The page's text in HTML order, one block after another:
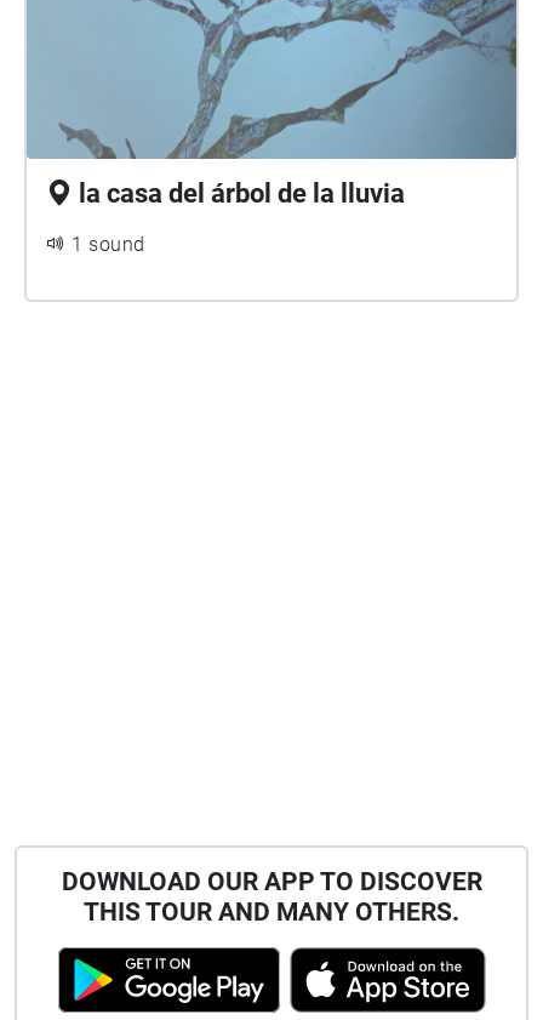
la casa del árbol de la lluvia
1 sound
DOWNLOAD OUR APP TO DISCOVER
THIS TOUR AND MANY OTHERS.